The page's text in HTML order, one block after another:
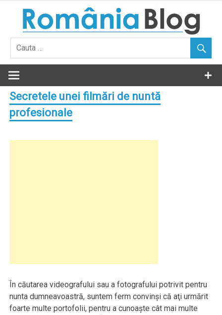
content
Secretele unei filmări de nuntă
profesionale
În căutarea videografului sau a fotografului potrivit pentru
nunta dumneavoastră, suntem ferm convinşi că aţi urmărit
foarte multe portofolii, pentru a cunoaşte cât mai multe